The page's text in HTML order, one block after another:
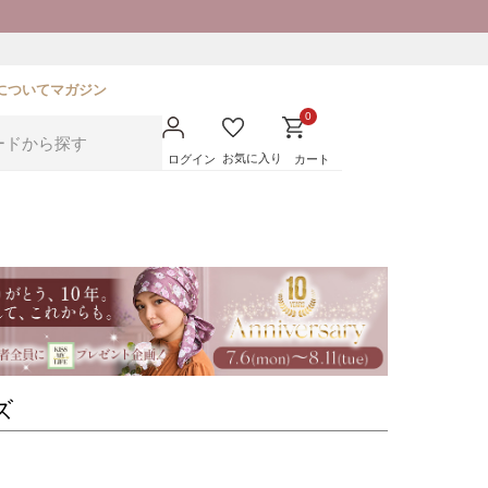
ついてマガジン
ログイン お気に入り
0
カート